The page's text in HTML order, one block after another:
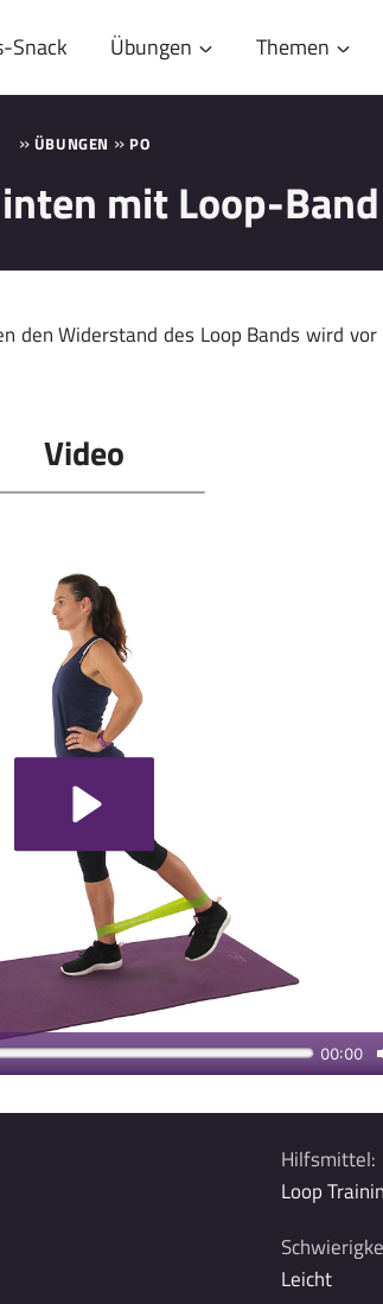
Snack Übungen Themen
» ÜBUNGEN » PO
mit Loop-Band
den Widerstand des Loop Bands wird
Video
Hilfsmittel:
Loop
Leicht